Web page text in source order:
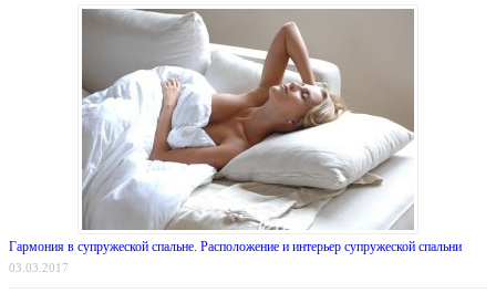
Гармония в супружеской спальне. Расположение и интерьер супружеской спальни
03.03.2017